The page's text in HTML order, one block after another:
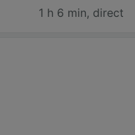
1 h 6 min, direct